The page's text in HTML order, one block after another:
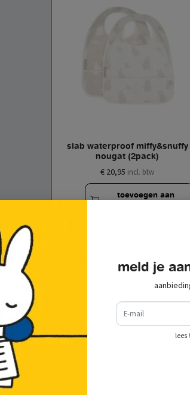
slab waterproof miffy&snuffy
nougat (2pack)
€ 20,95 incl. btw
toevoegen aan
recent
meld je
e-mail
lees